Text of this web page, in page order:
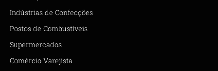
Indústrias de Confecções
Postos de Combustíveis
Supermercados
Comércio Varejista